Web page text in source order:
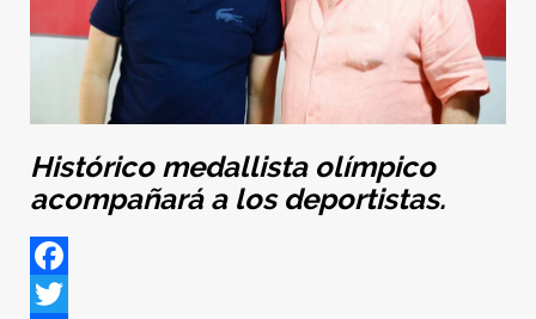
Histórico medallista olímpico
acompañará a los deportistas.
Facebook